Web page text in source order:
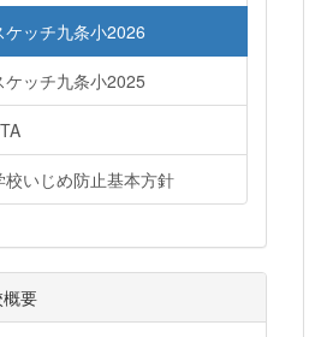
ケッチ九条小2026
ケッチ九条小2025
校いじめ防止基本方針
要